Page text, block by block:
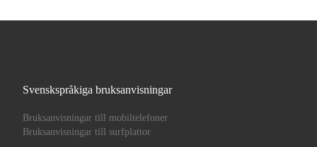
Svenskspråkiga bruksanvisningar
Bruksanvisningar till mobiltelefoner
Bruksanvisningar till surfplattor